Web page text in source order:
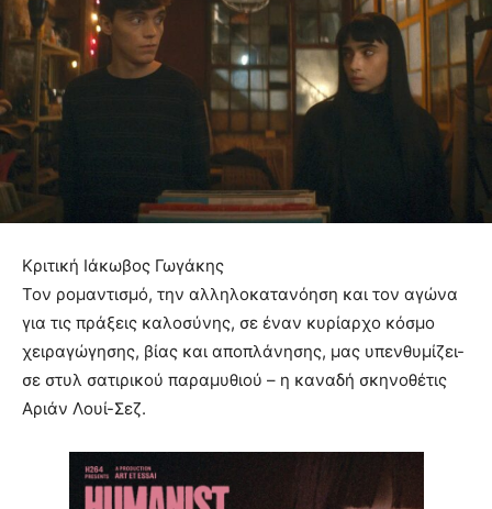
Κριτική Ιάκωβος Γωγάκης
Τον ρομαντισμό, την αλληλοκατανόηση και τον αγώνα
για τις πράξεις καλοσύνης, σε έναν κυρίαρχο κόσμο
χειραγώγησης, βίας και αποπλάνησης, μας υπενθυμίζει-
σε στυλ σατιρικού παραμυθιού – η καναδή σκηνοθέτις
Αριάν Λουί-Σεζ.